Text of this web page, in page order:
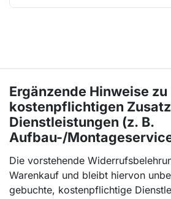
Ergänzende Hinweise zu
kostenpflichtigen
Dienstleistungen (z. B.
Aufbau-/
Die vorstehende
Warenkauf und bleibt hiervon
gebuchte, kostenpflichtige